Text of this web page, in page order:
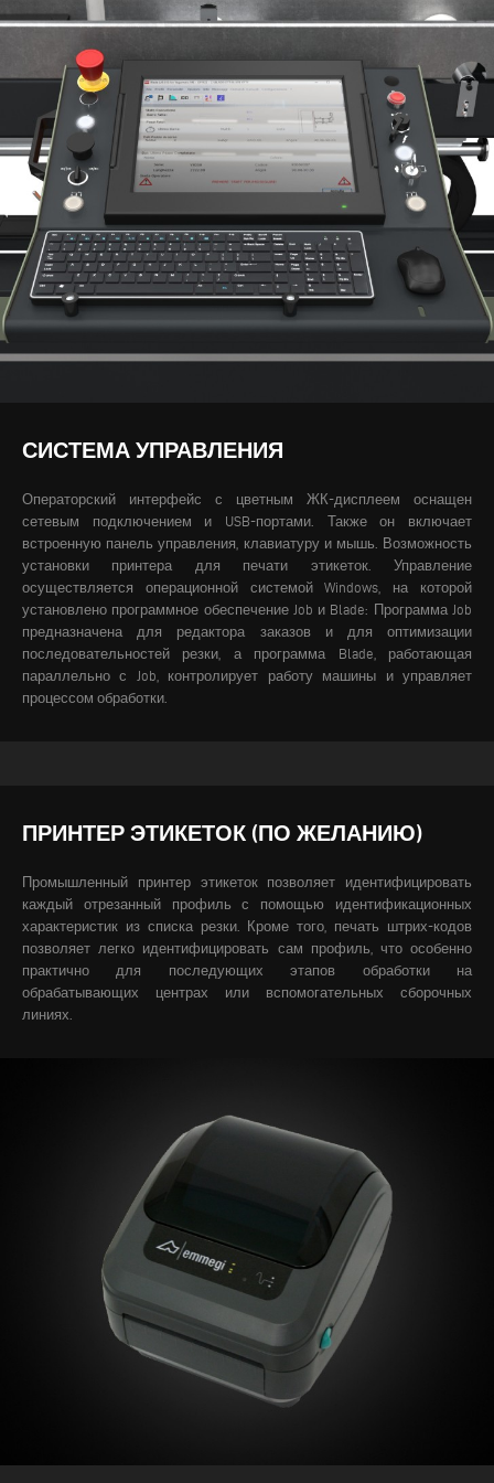
СИСТЕМА УПРАВЛЕНИЯ
Операторский интерфейс с цветным ЖК-дисплеем оснащен
сетевым подключением и USB-портами. Также он включает
встроенную панель управления, клавиатуру и мышь. Возможность
установки принтера для печати этикеток. Управление
осуществляется операционной системой Windows, на которой
установлено программное обеспечение Job и Blade: Программа Job
предназначена для редактора заказов и для оптимизации
последовательностей резки, а программа Blade, работающая
параллельно с Job, контролирует работу машины и управляет
процессом обработки.
ПРИНТЕР ЭТИКЕТОК (ПО ЖЕЛАНИЮ)
Промышленный принтер этикеток позволяет идентифицировать
каждый отрезанный профиль с помощью идентификационных
характеристик из списка резки. Кроме того, печать штрих-кодов
позволяет легко идентифицировать сам профиль, что особенно
практично для последующих этапов обработки на
обрабатывающих центрах или вспомогательных сборочных
линиях.